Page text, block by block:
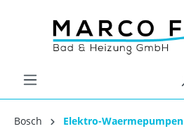
Bosch Elektro-Waermepumpen